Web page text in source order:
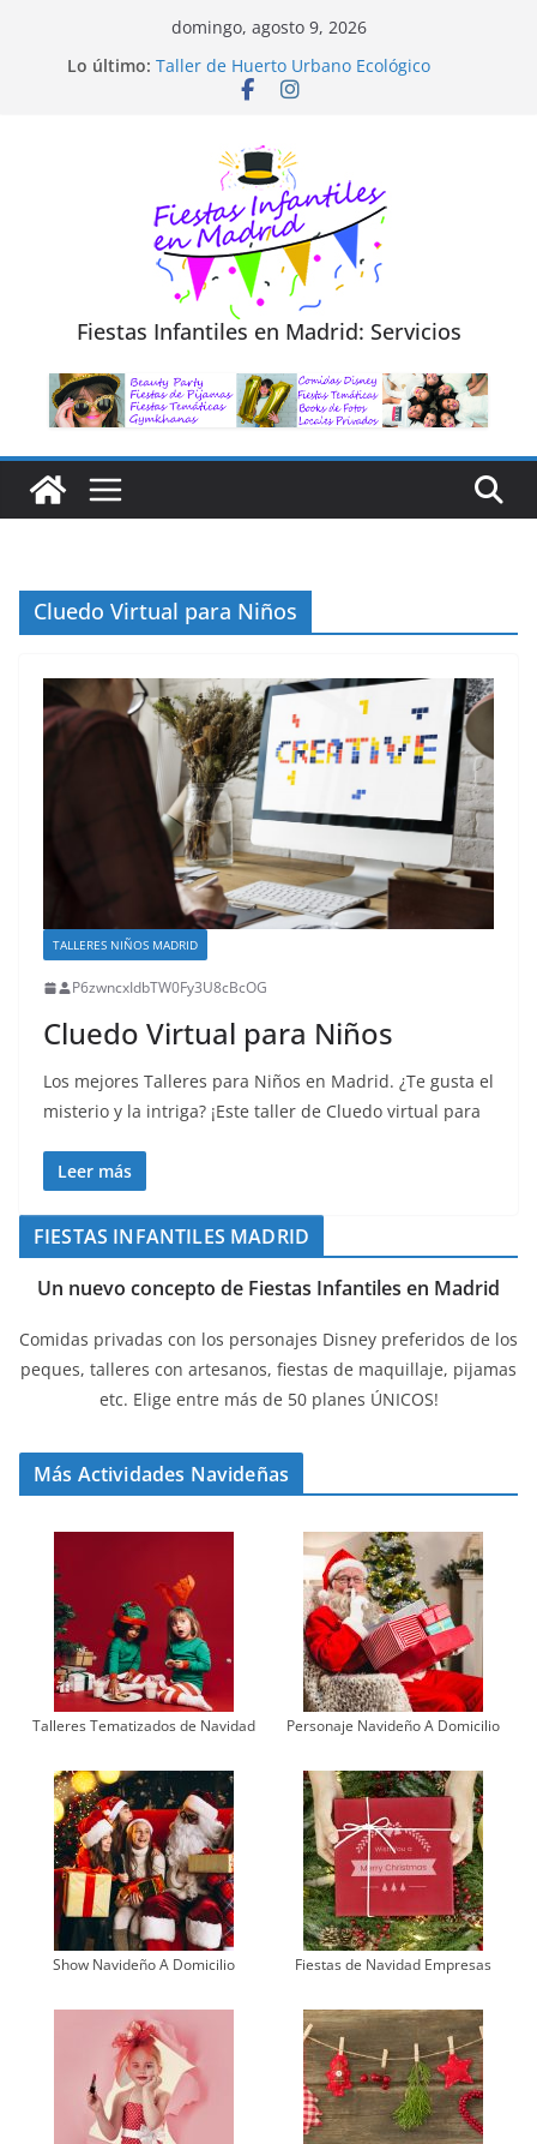
domingo, agosto 9, 2026
Lo último: Taller de Huerto Urbano Ecológico
TALLER FOTOGRAFÍA LA NATURALEZA
Trivial Virtual para niños
Fiestas Infantiles en Madrid: Servicios
Cluedo Virtual para Niños
TALLERES NIÑOS MADRID
P6zwncxIdbTW0Fy3U8cBcOG
Cluedo Virtual para Niños
Los mejores Talleres para Niños en Madrid. ¿Te gusta el
misterio y la intriga? ¡Este taller de Cluedo virtual para
Leer más
FIESTAS INFANTILES MADRID
Un nuevo concepto de Fiestas Infantiles en Madrid
Comidas privadas con los personajes Disney preferidos de los
peques, talleres con artesanos, fiestas de maquillaje, pijamas
etc. Elige entre más de 50 planes ÚNICOS!
Más Actividades Navideñas
Talleres Tematizados de Navidad Personaje Navideño A Domicilio
Show Navideño A Domicilio Fiestas de Navidad Empresas